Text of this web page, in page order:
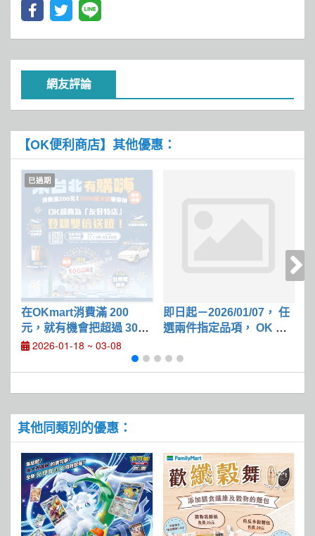
網友評論
【OK便利商店】其他優惠：
已過期
在OKmart消費滿 200
元，就有機會把超過 3000
萬的總獎額帶回家
2026-01-18 ~ 03-08
即日起－2026/01/07， 任
選兩件指定品項， OK Poi
其他同類別的優惠：